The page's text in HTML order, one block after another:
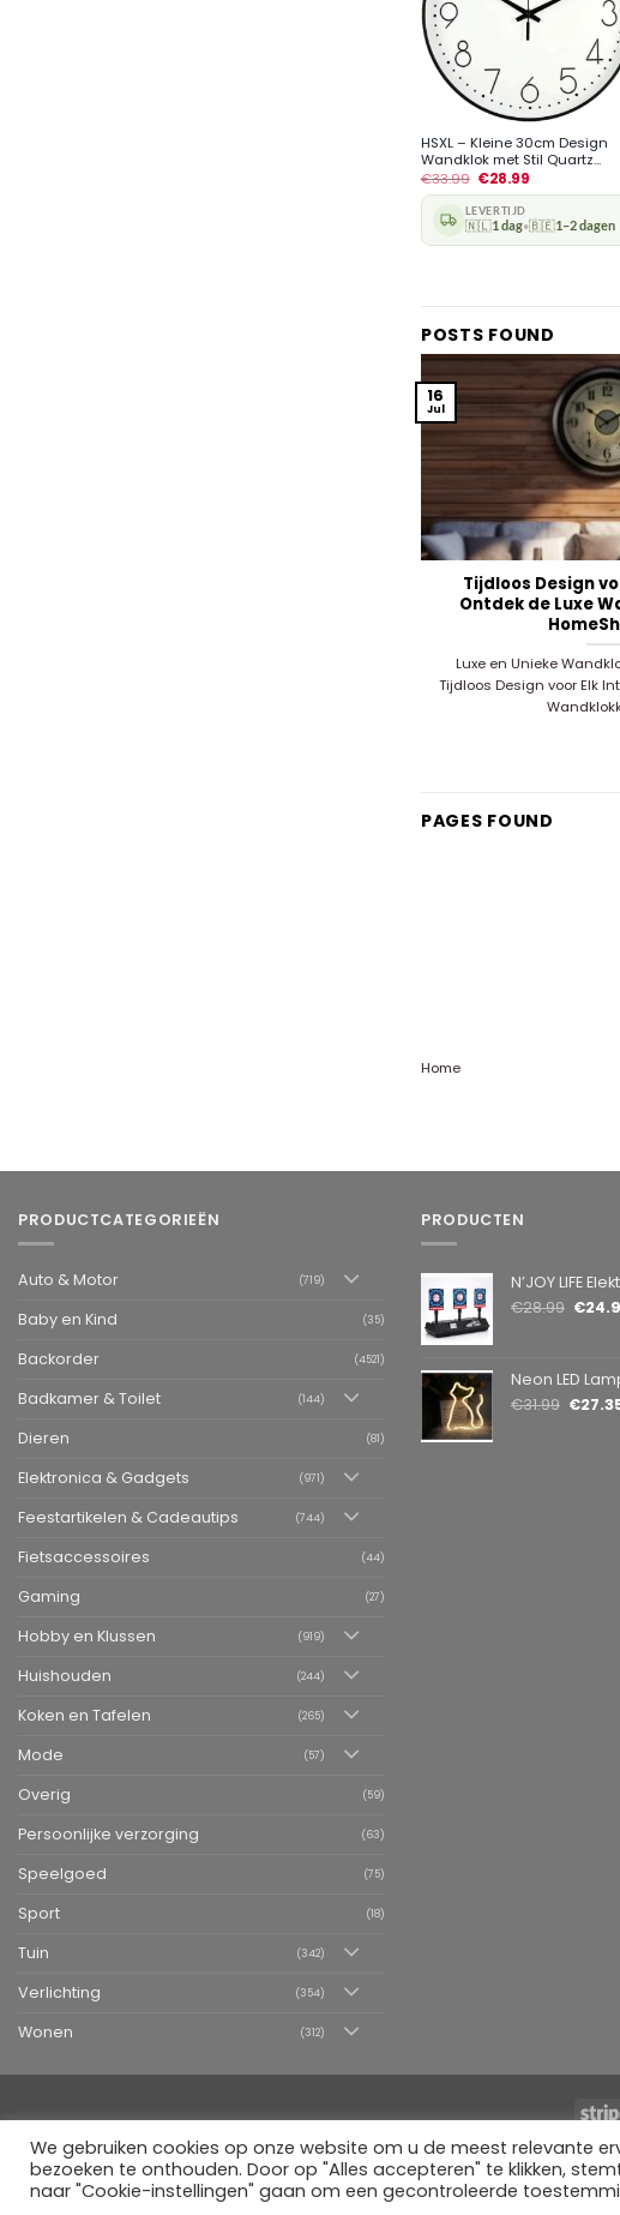
HSXL – Kleine 30cm Design
Wandklok met Stil Quartz...
€33.99 €28.99
LEVERTIJD
🇳🇱1 dag•🇧🇪1–2 dagen
POSTS FOUND
Tijdloos Design
Ontdek de Luxe
Luxe en Unieke
Tijdloos Design voor Elk
16
Jul
PAGES FOUND
Home
PRODUCTCATEGORIEËN
Auto & Motor (719)
Baby en Kind (35)
Backorder (4521)
Badkamer & Toilet (144)
Dieren (81)
Elektronica & Gadgets (971)
Feestartikelen & Cadeautips (744)
Fietsaccessoires (44)
Gaming (27)
Hobby en Klussen (919)
Huishouden (244)
Koken en Tafelen (265)
Mode (57)
Overig (59)
Persoonlijke verzorging (63)
Speelgoed (75)
Sport (18)
Tuin (342)
Verlichting (354)
Wonen (312)
PRODUCTEN
N’JOY LIFE Elektronisch Schietdoel met 3
€28.99 €
Neon LED Lamp Kat – Warm Wit – USB &
€31.99 €
HOME
We gebruiken cookies op onze website om u de meest relevante
bezoeken te onthouden. Door op "Alles accepteren" te klikken,
naar "Cookie-instellingen" gaan om een gecontroleerde